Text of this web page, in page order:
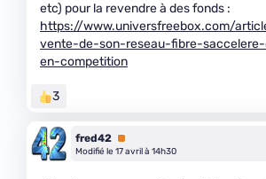
etc) pour la revendre à des fonds :
https://www.universfreebox.com/
vente-de-son-reseau-fibre-
en-competition
3
fred42 Premium
Modifié le 17 avril à 14h30